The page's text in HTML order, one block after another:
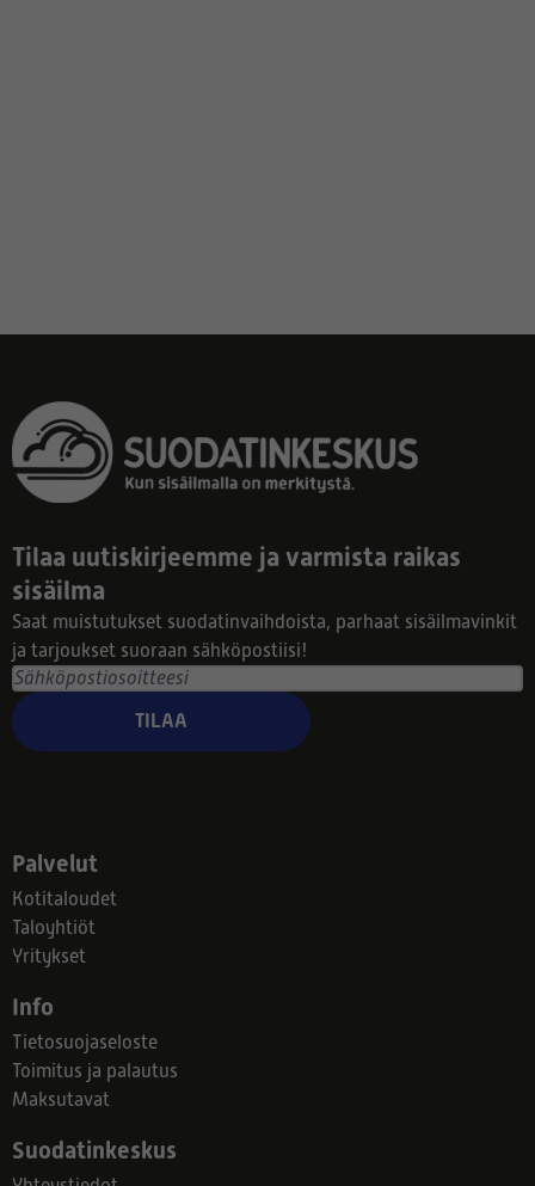
Tilaa uutiskirjeemme ja varmista raikas
sisäilma
Saat muistutukset suodatinvaihdoista, parhaat sisäilmavinkit
ja tarjoukset suoraan sähköpostiisi!
TILAA
Palvelut
Kotitaloudet
Taloyhtiöt
Yritykset
Info
Tietosuojaseloste
Toimitus ja palautus
Maksutavat
Suodatinkeskus